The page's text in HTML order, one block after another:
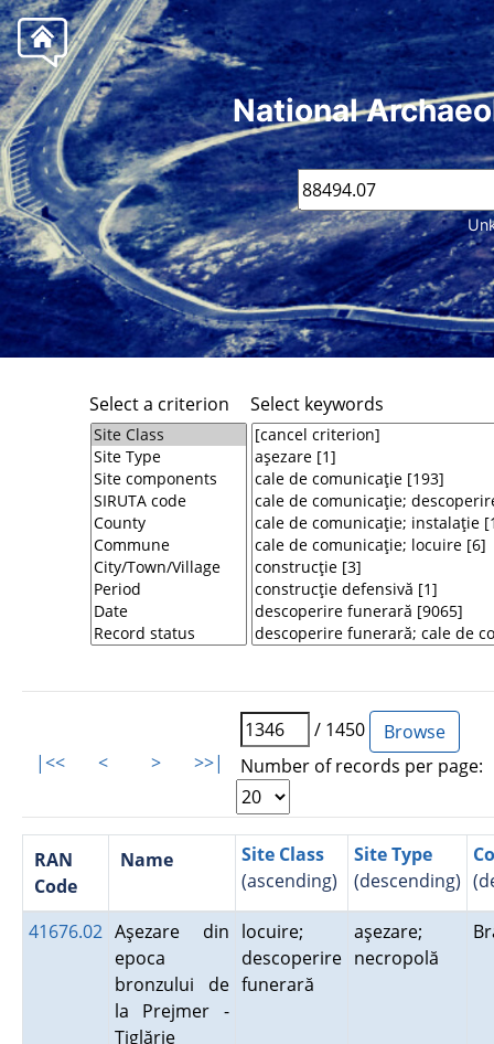
National
Select a criterion Select keywords
|<< < > >>|
/ 1450
Number of records per page:
RAN
Code
Name
Site Class
(ascending)
Site Type
(descending)
41676.02 Aşezare din
epoca
bronzului de
la Prejmer -
Ţiglărie
locuire;
descoperire
funerară
aşezare;
necropolă